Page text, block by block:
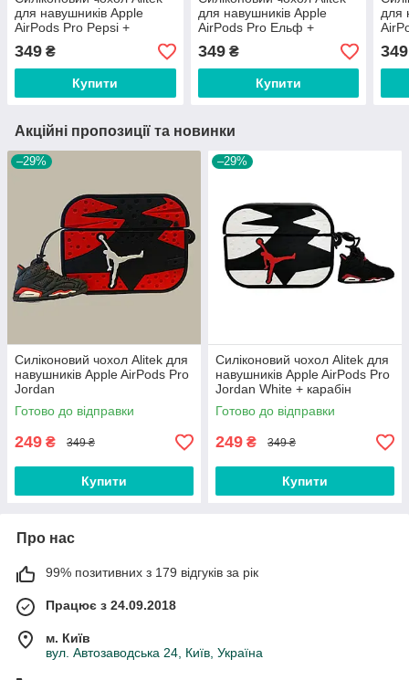
для навушників Apple
AirPods Pro Pepsi +
карабін
349 ₴
Купити
для навушників Apple
AirPods Pro Ельф +
карабін
349₴
Купити
для
349
Акційні пропозиції та новинки
–29%
Силіконовий чохол Alitek для
навушників Apple AirPods Pro
Jordan
Готово до відправки
249 ₴ 349 ₴
Купити
–29%
Силіконовий чохол Alitek для
навушників Apple AirPods Pro
Jordan White + карабін
Готово до відправки
249 ₴ 349 ₴
Купити
Про нас
99% позитивних з 179 відгуків за рік
Працює з 24.09.2018
м. Київ
вул. Автозаводська 24, Київ, Україна